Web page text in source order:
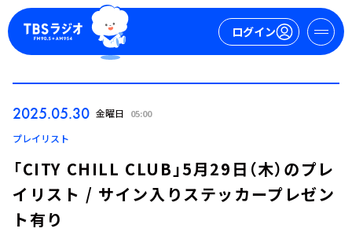
ログイン
2025.05.30 金曜日 05:00
プレイリスト
「CITY CHILL CLUB」5月29日（木）のプレ
イリスト / サイン入りステッカープレゼン
ト有り